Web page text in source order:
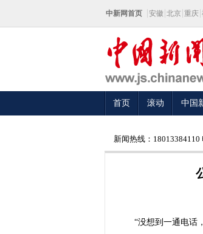
中新网首页 安徽 北京 重庆
首页 滚动 中国
新闻热线：18013384110
“没想到一通电话，